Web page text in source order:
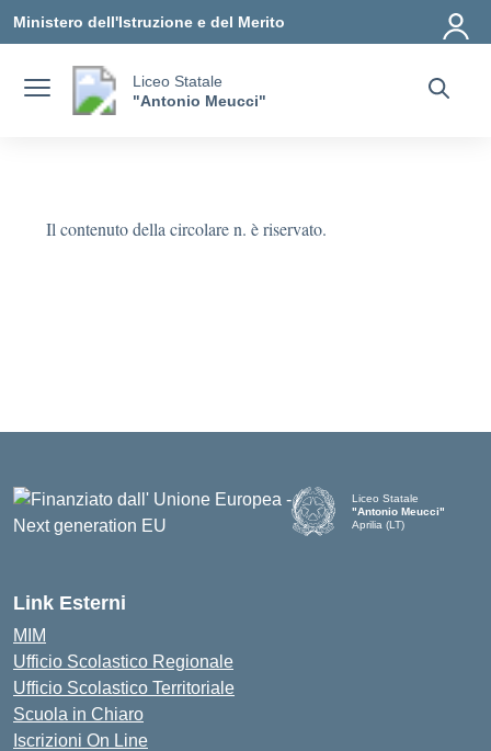
Ministero dell'Istruzione e del Merito
Liceo Statale
"Antonio Meucci"
Il contenuto della circolare n. è riservato.
Liceo Statale
"Antonio Meucci"
Aprilia (LT)
Link Esterni
MIM
Ufficio Scolastico Regionale
Ufficio Scolastico Territoriale
Scuola in Chiaro
Iscrizioni On Line